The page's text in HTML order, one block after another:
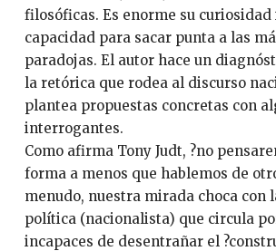
filosóficas. Es enorme su
capacidad para sacar punta a las
paradojas. El autor hace un
la retórica que rodea al discurso
plantea propuestas concretas con
interrogantes.
Como afirma Tony Judt, ?no
forma a menos que hablemos de
menudo, nuestra mirada choca con
política (nacionalista) que circula
incapaces de desentrañar el